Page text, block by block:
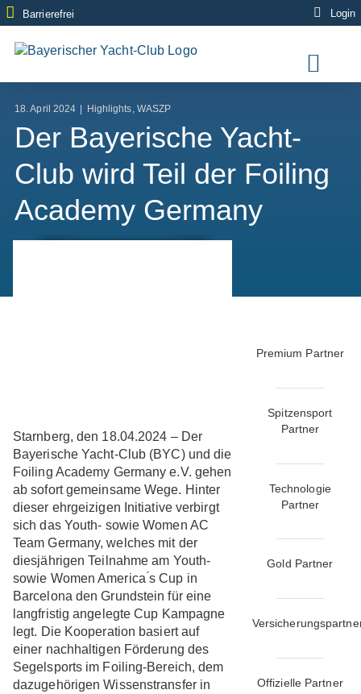
Zum
Inhalt
springen
Barrierefrei Login
18. April 2024 Highlights, WASZP
Der Bayerische Yacht-
Club wird Teil der Foiling
Academy Germany
Starnberg, den 18.04.2024 – Der
Bayerische Yacht-Club (BYC) und die
Foiling Academy Germany e.V. gehen
ab sofort gemeinsame Wege. Hinter
dieser ehrgeizigen Initiative verbirgt
sich das Youth- sowie Women AC
Team Germany, welches mit der
diesjährigen Teilnahme am Youth-
sowie Women America ́s Cup in
Barcelona den Grundstein für eine
langfristig angelegte Cup Kampagne
legt. Die Kooperation basiert auf
einer nachhaltigen Förderung des
Segelsports im Foiling-Bereich, dem
dazugehörigen Wissenstransfer in
Premium Partner
Spitzensport
Partner
Technologie
Partner
Gold Partner
Offizielle Partner